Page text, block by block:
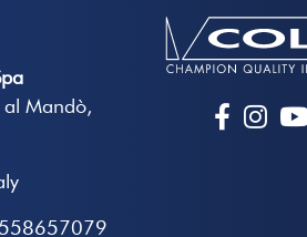
al Mandò,